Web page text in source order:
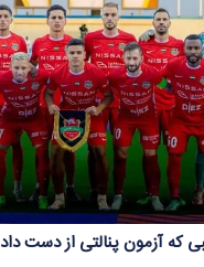
که آزمون پنالتی از دست داد